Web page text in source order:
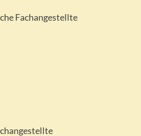
Fachangestellte